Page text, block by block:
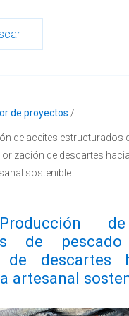
de proyectos /
de aceites estructurados
de descartes
sostenible
Producción
de
de descartes
artesanal